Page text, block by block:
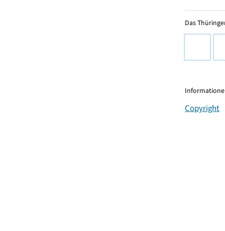
Das
Copyright